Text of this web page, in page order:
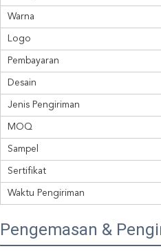
Warna
Logo
Pembayaran
Desain
Jenis Pengiriman
MOQ
Sampel
Sertifikat
Waktu Pengiriman
Pengemasan &